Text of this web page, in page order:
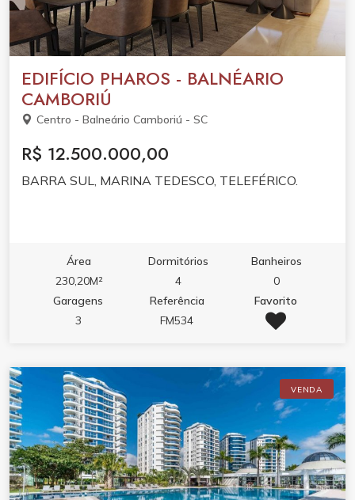
EDIFÍCIO PHAROS - BALNÉARIO
CAMBORIÚ
Centro - Balneário Camboriú - SC
R$ 12.500.000,00
BARRA SUL, MARINA TEDESCO, TELEFÉRICO.
Área
230,20M²
Dormitórios
4
Banheiros
0
Garagens
3
Referência
FM534
Favorito
VENDA